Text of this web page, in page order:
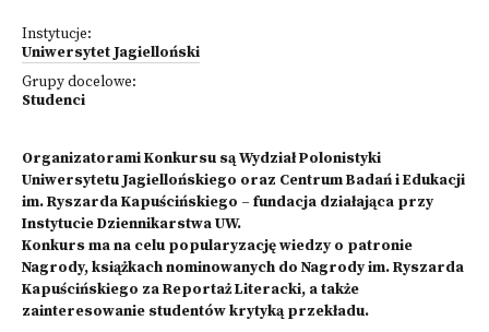
Instytucje:
Uniwersytet Jagielloński
Grupy docelowe:
Studenci
Organizatorami Konkursu są Wydział Polonistyki
Uniwersytetu Jagiellońskiego oraz Centrum Badań i Edukacji
im. Ryszarda Kapuścińskiego – fundacja działająca przy
Instytucie Dziennikarstwa UW.
Konkurs ma na celu popularyzację wiedzy o patronie
Nagrody, książkach nominowanych do Nagrody im. Ryszarda
Kapuścińskiego za Reportaż Literacki, a także
zainteresowanie studentów krytyką przekładu.